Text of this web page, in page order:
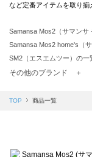
など定番アイテムを取り揃
Samansa Mos2（サマンサ
Samansa Mos2 home's（
SM2（エスエムツー）の一
TSUHARU by Samansa
Samansa Mos2 blue（サマ
Te chichi（テチチ）の一覧
その他のブランド ＋
TOP 商品一覧